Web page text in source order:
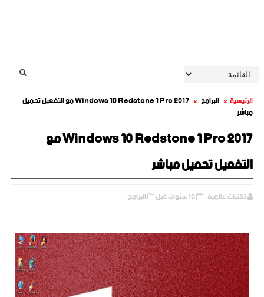
الرئيسية البرامج Windows 10 Redstone 1 Pro 2017 مع التفعيل تحميل
مباشر
Windows 10 Redstone 1 Pro 2017 مع
التفعيل تحميل مباشر
تقنيات عالمية 10 سنوات قبل البرامج,